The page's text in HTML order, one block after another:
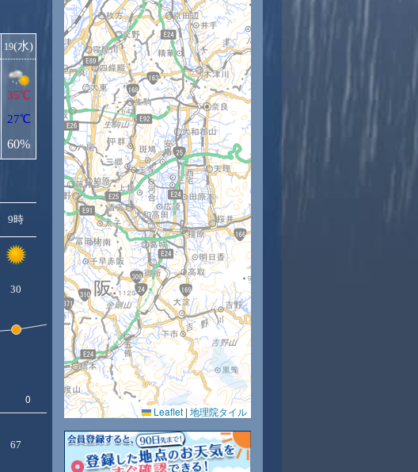
19(水)
35℃
27℃
60%
9時 10時 11時 12時 13時 14時
30 33 34 35 34
67 55 51 48 49
Leaflet | 地理院タイル